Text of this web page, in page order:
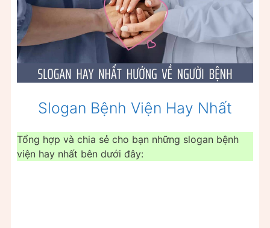
Slogan Bệnh Viện Hay Nhất
Tổng hợp và chia sẻ cho bạn những slogan bệnh
viện hay nhất bên dưới đây: